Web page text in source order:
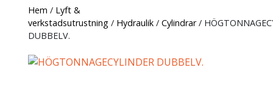
Hem / Lyft &
verkstadsutrustning/ Hydraulik/ Cylindrar/
DUBBELV.